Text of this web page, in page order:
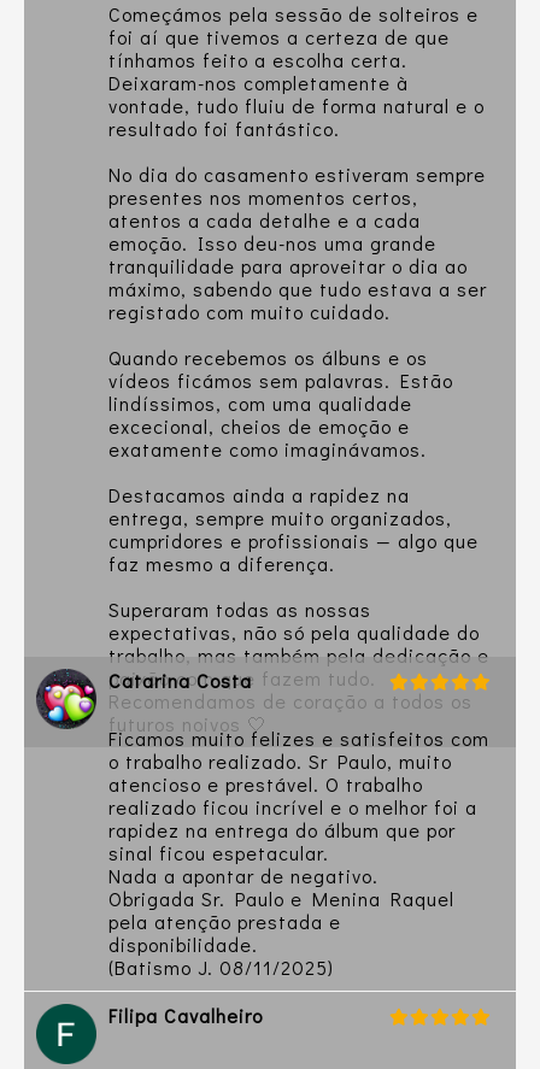
Começámos pela sessão de solteiros e
foi aí que tivemos a certeza de que
tínhamos feito a escolha certa.
Deixaram-nos completamente à
vontade, tudo fluiu de forma natural e o
resultado foi fantástico.
No dia do casamento estiveram sempre
presentes nos momentos certos,
atentos a cada detalhe e a cada
emoção. Isso deu-nos uma grande
tranquilidade para aproveitar o dia ao
máximo, sabendo que tudo estava a ser
registado com muito cuidado.
Quando recebemos os álbuns e os
vídeos ficámos sem palavras. Estão
lindíssimos, com uma qualidade
excecional, cheios de emoção e
exatamente como imaginávamos.
Destacamos ainda a rapidez na
entrega, sempre muito organizados,
cumpridores e profissionais — algo que
faz mesmo a diferença.
Superaram todas as nossas
expectativas, não só pela qualidade do
trabalho, mas também pela dedicação e
paixão com que fazem tudo.
Recomendamos de coração a todos os
futuros noivos 🤍
Catarina Costa
Ficamos muito felizes e satisfeitos com
o trabalho realizado. Sr Paulo, muito
atencioso e prestável. O trabalho
realizado ficou incrível e o melhor foi a
rapidez na entrega do álbum que por
sinal ficou espetacular.
Nada a apontar de negativo.
Obrigada Sr. Paulo e Menina Raquel
pela atenção prestada e
disponibilidade.
(Batismo J. 08/11/2025)
Filipa Cavalheiro